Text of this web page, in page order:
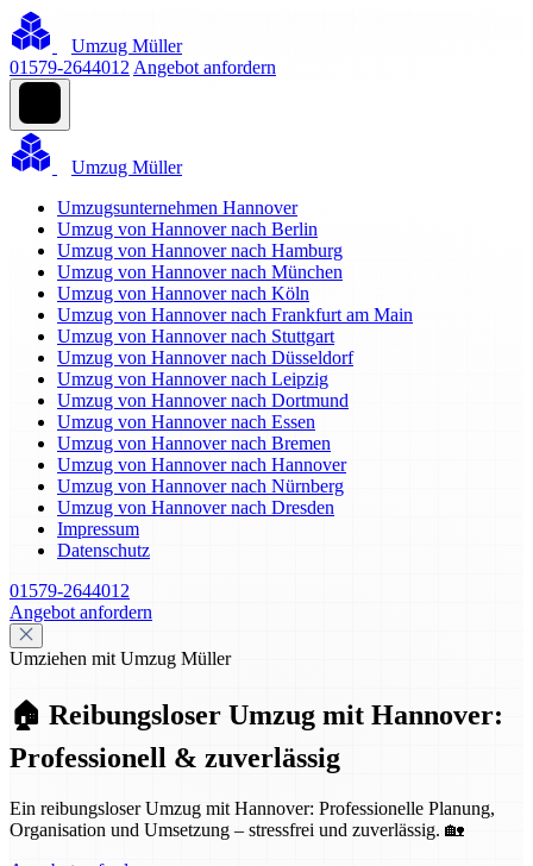
Umzug Müller
01579-2644012 Angebot anfordern
Umzug Müller
Umzugsunternehmen Hannover
Umzug von Hannover nach Berlin
Umzug von Hannover nach Hamburg
Umzug von Hannover nach München
Umzug von Hannover nach Köln
Umzug von Hannover nach Frankfurt am Main
Umzug von Hannover nach Stuttgart
Umzug von Hannover nach Düsseldorf
Umzug von Hannover nach Leipzig
Umzug von Hannover nach Dortmund
Umzug von Hannover nach Essen
Umzug von Hannover nach Bremen
Umzug von Hannover nach Hannover
Umzug von Hannover nach Nürnberg
Umzug von Hannover nach Dresden
Impressum
Datenschutz
01579-2644012
Angebot anfordern
Umziehen mit Umzug Müller
🏠 Reibungsloser Umzug mit Hannover:
Professionell & zuverlässig
Ein reibungsloser Umzug mit Hannover: Professionelle Planung,
Organisation und Umsetzung – stressfrei und zuverlässig. 🏡